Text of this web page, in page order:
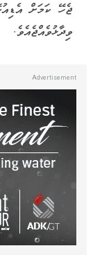
ޖެހޭ ކަމަށް
ވިދާޅުވެއްޖެއެވެ.